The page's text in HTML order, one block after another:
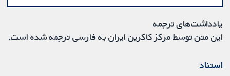
یادداشت‌های ترجمه
این متن توسط مرکز کاکرین ایران به فارسی ترجمه شده است.
استناد